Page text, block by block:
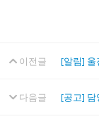
이전글 [알림] 울
다음글 [공고] 담